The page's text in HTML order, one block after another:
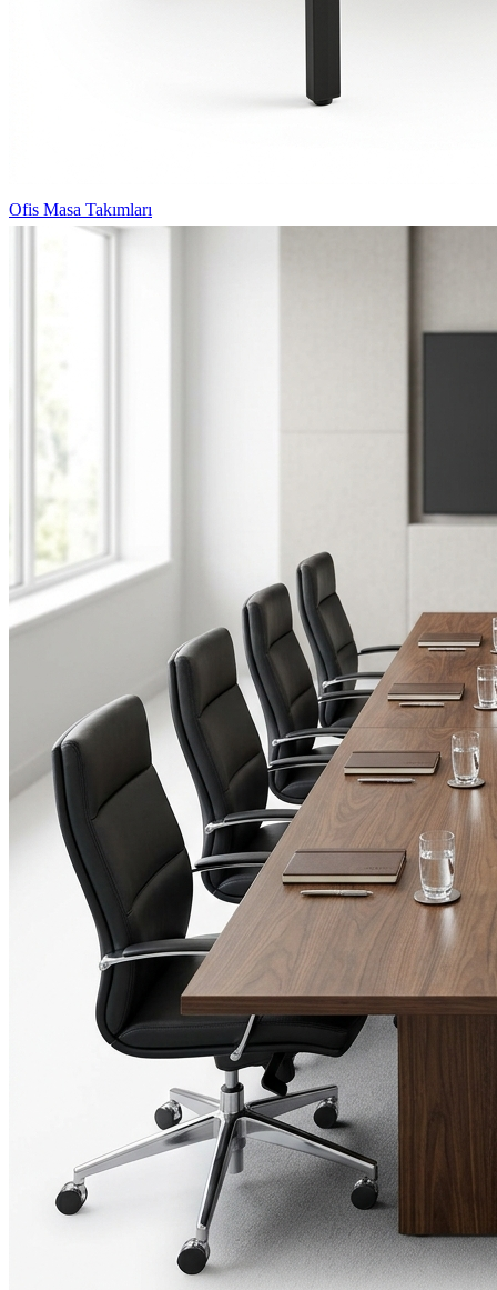
Ofis Masa Takımları